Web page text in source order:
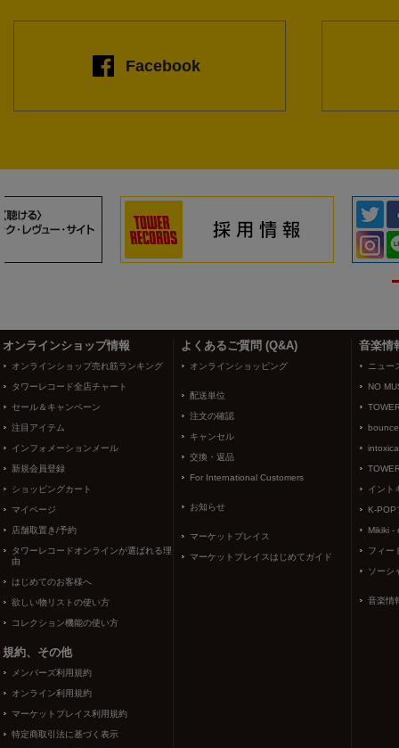
Facebook
オンラインショップ情報
オンラインショップ売れ筋ランキング
タワーレコード全店チャート
セール＆キャンペーン
注目アイテム
インフォメーションメール
新規会員登録
ショッピングカート
マイページ
店舗取置き/予約
タワーレコードオンラインが選ばれる理
由
はじめてのお客様へ
欲しい物リストの使い方
コレクション機能の使い方
規約、その他
メンバーズ利用規約
オンライン利用規約
マーケットプレイス利用規約
特定商取引法に基づく表示
よくあるご質問 (Q&A)
オンラインショッピング
配送単位
注文の確認
キャンセル
交換・返品
For International Customers
お知らせ
マーケットプレイス
マーケットプレイスはじめてガイド
音楽情
ニュー
NO
bounce
イント
K-POP
Mikiki -
フィー
ソーシ
音楽情